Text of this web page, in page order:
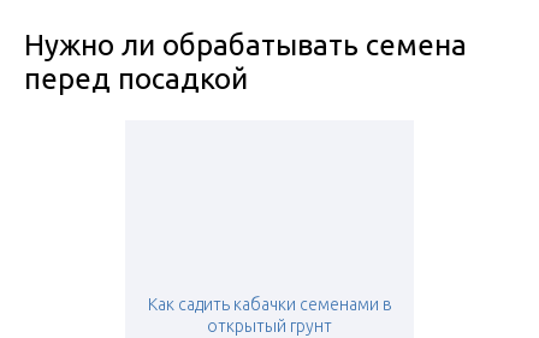
Нужно ли обрабатывать семена
перед посадкой
Как садить кабачки семенами в
открытый грунт